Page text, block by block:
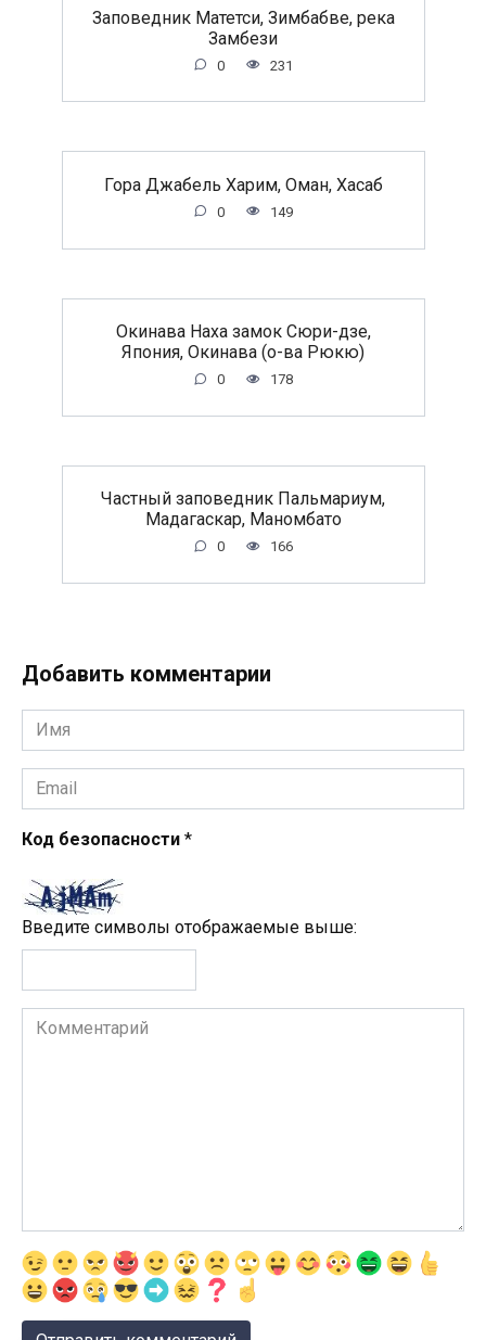
Заповедник Матетси, Зимбабве, река
Замбези
0 231
Гора Джабель Харим, Оман, Хасаб
0 149
Окинава Наха замок Сюри-дзе,
Япония, Окинава (о-ва Рюкю)
0 178
Частный заповедник Пальмариум,
Мадагаскар, Маномбато
0 166
Добавить комментарии
Имя
*
Email
*
Код безопасности *
Введите символы отображаемые выше:
Комментарий